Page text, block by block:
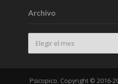
Archivo
Archivo
Psicopico. Copyright © 2016-